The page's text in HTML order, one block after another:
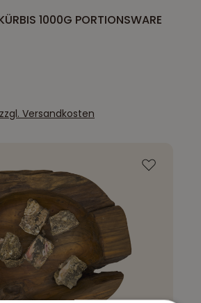
1000G PORTIONSWARE
Versandkosten